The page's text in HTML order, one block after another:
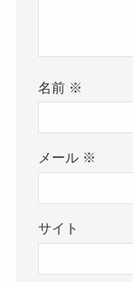
名前 ※
メール ※
サイト